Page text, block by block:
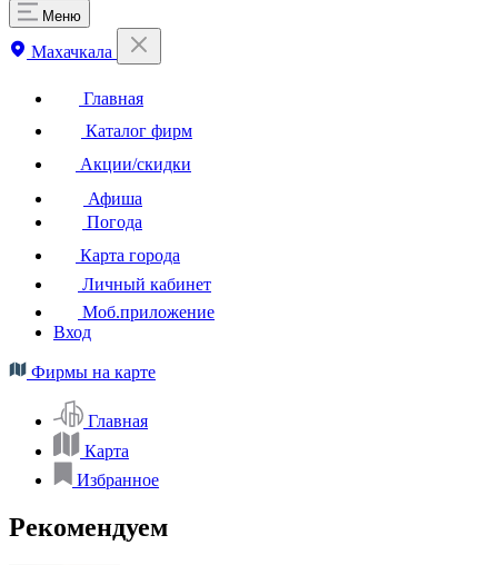
Меню
Махачкала
Главная
Каталог фирм
Акции/скидки
Афиша
Погода
Карта города
Личный кабинет
Моб.приложение
Вход
Фирмы на карте
Главная
Карта
Избранное
Рекомендуем